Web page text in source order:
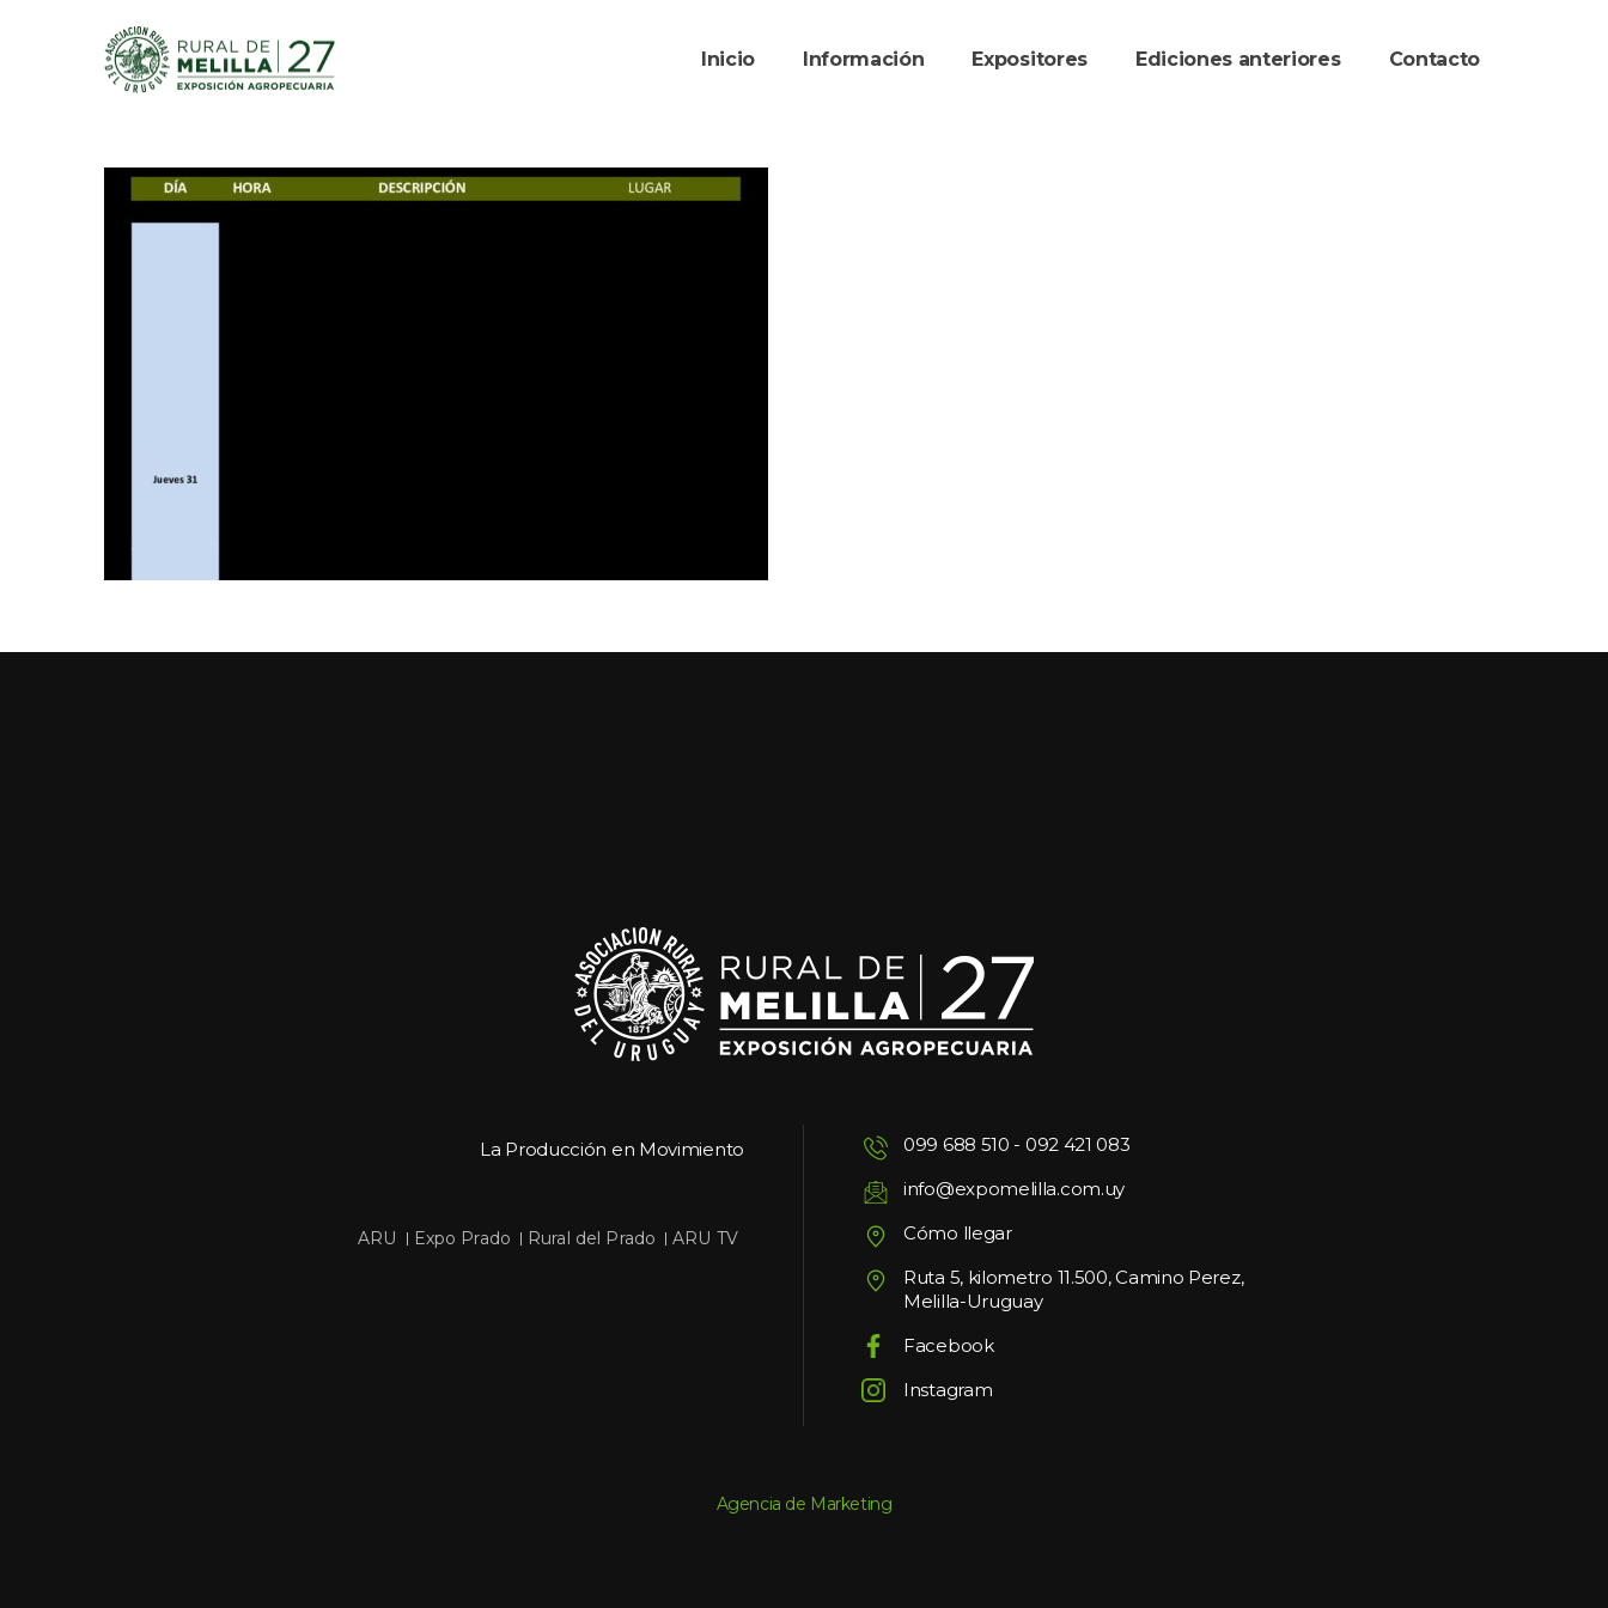
Inicio Información Expositore Ediciones anteriore Contacto
La Producción en Movimiento
ARU Expo Prado Rural del Prado ARU TV
099 688 510 - 092 421 083
info@expomelilla.com.uy
Cómo llegar
Ruta 5, kilometro 11.500, Camino Perez,
Melilla-Uruguay
Facebook
Instagram
Agencia de Marketing